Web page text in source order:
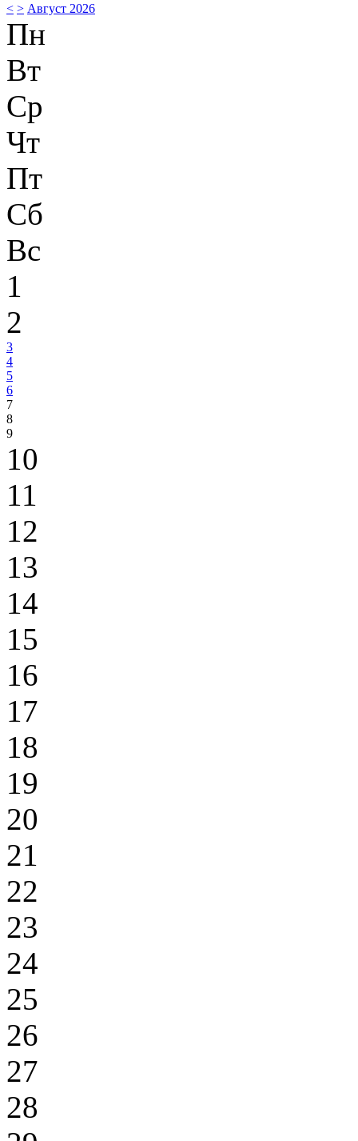
< > Август 2026
Пн
Вт
Ср
Чт
Пт
Сб
Вс
1
2
3
4
5
6
7
8
9
10
11
12
13
14
15
16
17
18
19
20
21
22
23
24
25
26
27
28